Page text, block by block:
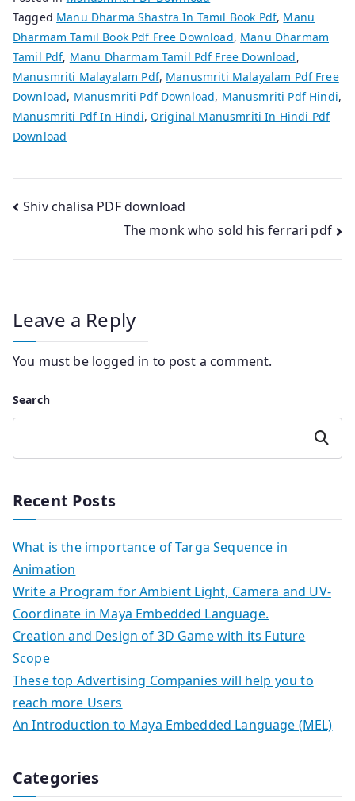
Tagged Manu Dharma Shastra In Tamil Book Pdf, Manu
Dharmam Tamil Book Pdf Free Download, Manu Dharmam
Tamil Pdf, Manu Dharmam Tamil Pdf Free Download,
Manusmriti Malayalam Pdf, Manusmriti Malayalam Pdf Free
Download, Manusmriti Pdf Download, Manusmriti Pdf Hindi,
Manusmriti Pdf In Hindi,Original Manusmriti In Hindi Pdf
Download
Post
navigation
Shiv chalisa PDF download
The monk who sold his ferrari pdf
Leave a Reply
You must be logged in to post a comment.
Search
Search
Recent Posts
What is the importance of Targa Sequence in
Animation
Write a Program for Ambient Light, Camera and UV-
Coordinate in Maya Embedded Language.
Creation and Design of 3D Game with its Future
Scope
These top Advertising Companies will help you to
reach more Users
An Introduction to Maya Embedded Language (MEL)
Categories